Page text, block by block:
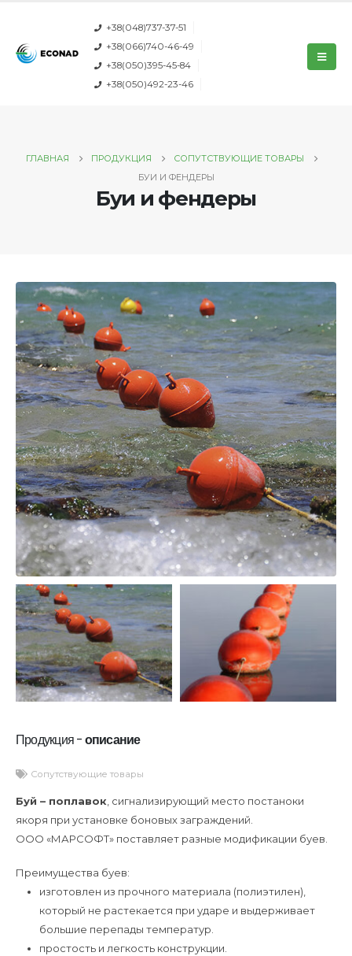
+38(048)737-37-51
+38(066)740-46-49
+38(050)395-45-84
+38(050)492-23-46
ГЛАВНАЯ ПРОДУКЦИЯ
СОПУТСТВУЮЩИЕ ТОВАРЫ
БУИ И ФЕНДЕРЫ
Буи и фендеры
Продукция -описание
Сопутствующие товары
Буй – поплавок, сигнализирующий место постаноки
якоря при установке боновых заграждений.
ООО «МАРСОФТ» поставляет разные модификации буев.
Преимущества буев:
изготовлен из прочного материала (полиэтилен),
который не растекается при ударе и выдерживает
большие перепады температур.
простость и легкость конструкции.